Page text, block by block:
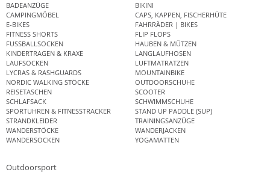
BADEANZÜGE
BIKINI
CAMPINGMÖBEL
CAPS, KAPPEN, FISCHERHÜTE
E-BIKES
FAHRRÄDER | BIKES
FITNESS SHORTS
FLIP FLOPS
FUSSBALLSOCKEN
HAUBEN & MÜTZEN
KINDERTRAGEN & KRAXE
LANGLAUFHOSEN
LAUFSOCKEN
LUFTMATRATZEN
LYCRAS & RASHGUARDS
MOUNTAINBIKE
NORDIC WALKING STÖCKE
OUTDOORSCHUHE
REISETASCHEN
SCOOTER
SCHLAFSACK
SCHWIMMSCHUHE
SPORTUHREN & FITNESSTRACKER
STAND UP PADDLE (SUP)
STRANDKLEIDER
TRAININGSANZÜGE
WANDERSTÖCKE
WANDERJACKEN
WANDERSOCKEN
YOGAMATTEN
Outdoorsport